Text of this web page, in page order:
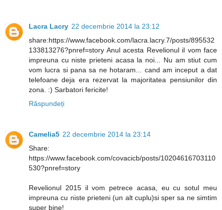
Lacra Lacry 22 decembrie 2014 la 23:12
share:https://www.facebook.com/lacra.lacry.7/posts/895532
133813276?pnref=story Anul acesta Revelionul il vom face
impreuna cu niste prieteni acasa la noi... Nu am stiut cum
vom lucra si pana sa ne hotaram... cand am inceput a dat
telefoane deja era rezervat la majoritatea pensiunilor din
zona. :) Sarbatori fericite!
Răspundeți
Camelia5 22 decembrie 2014 la 23:14
Share:
https://www.facebook.com/covacicb/posts/10204616703110
530?pnref=story
Revelionul 2015 il vom petrece acasa, eu cu sotul meu
impreuna cu niste prieteni (un alt cuplu)si sper sa ne simtim
super bine!